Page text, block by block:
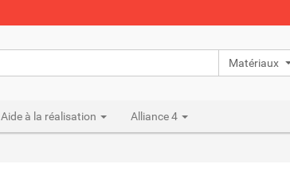
Matériaux
Aide à la réalisation Alliance 4